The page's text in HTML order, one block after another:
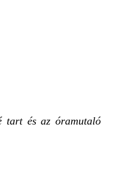
tart és az óramutaló